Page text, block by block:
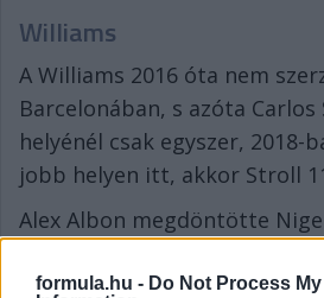
formula.hu - Do Not Process
Williams
A Williams 2016 óta nem
Barcelonában, s azóta Carlos
helyénél csak egyszer, 2018-
jobb helyen itt, akkor Stroll
Alex Albon megdöntötte
Williams színeiben.